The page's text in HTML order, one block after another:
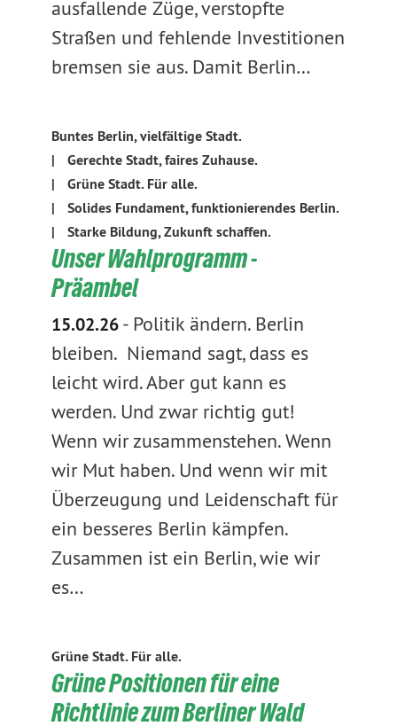
ausfallende Züge, verstopfte
Straßen und fehlende Investitionen
bremsen sie aus. Damit Berlin…
Buntes Berlin, vielfältige Stadt.
|
Gerechte Stadt, faires Zuhause.
|
Grüne Stadt. Für alle.
|
Solides Fundament, funktionierendes Berlin.
|
Starke Bildung, Zukunft schaffen.
Unser Wahlprogramm -
Präambel
15.02.26- Politik ändern. Berlin
bleiben. Niemand sagt, dass es
leicht wird. Aber gut kann es
werden. Und zwar richtig gut!
Wenn wir zusammenstehen. Wenn
wir Mut haben. Und wenn wir mit
Überzeugung und Leidenschaft für
ein besseres Berlin kämpfen.
Zusammen ist ein Berlin, wie wir
es…
Grüne Stadt. Für alle.
Grüne Positionen für eine
Richtlinie zum Berliner Wald